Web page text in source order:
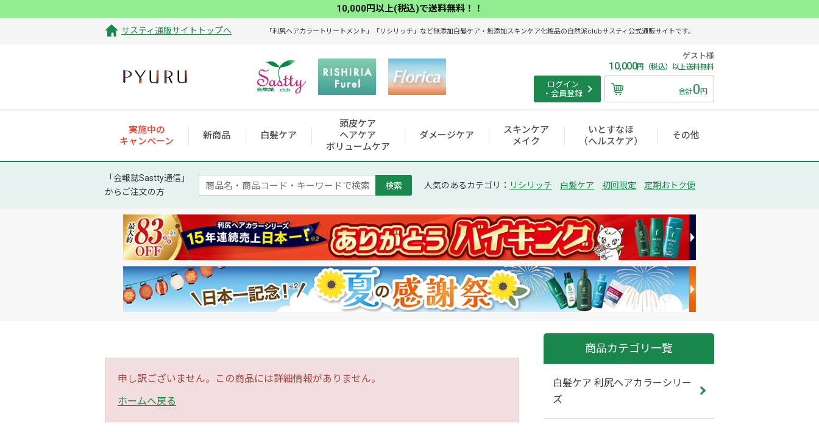
10,000円以上(税込)で送料無料！！
サスティ通販サイトトップへ 「利尻ヘアカラートリートメント」「リシリッチ」など無添加白髪ケア・無添加スキンケア化粧品の自然派clubサスティ公式通販サイトです。
ログイン
・会員登録
ゲスト様
10,000円（税込）以上送料無料
合計0円
実施中の
キャンペーン
新商品 白髪ケア
頭皮ケア
ヘアケア
ボリュームケア
ダメージケア
スキンケア
メイク
いとすなほ
（ヘルスケア）
その他
「会報誌Sastty通信」
からご注文の方
検索 人気のあるカテゴリ： リシリッチ 白髪ケア 初回限定 定期おトク便
申し訳ございません。この商品には詳細情報がありません。
ホームへ戻る
商品カテゴリ一覧
白髪ケア 利尻ヘアカラーシリー
ズ